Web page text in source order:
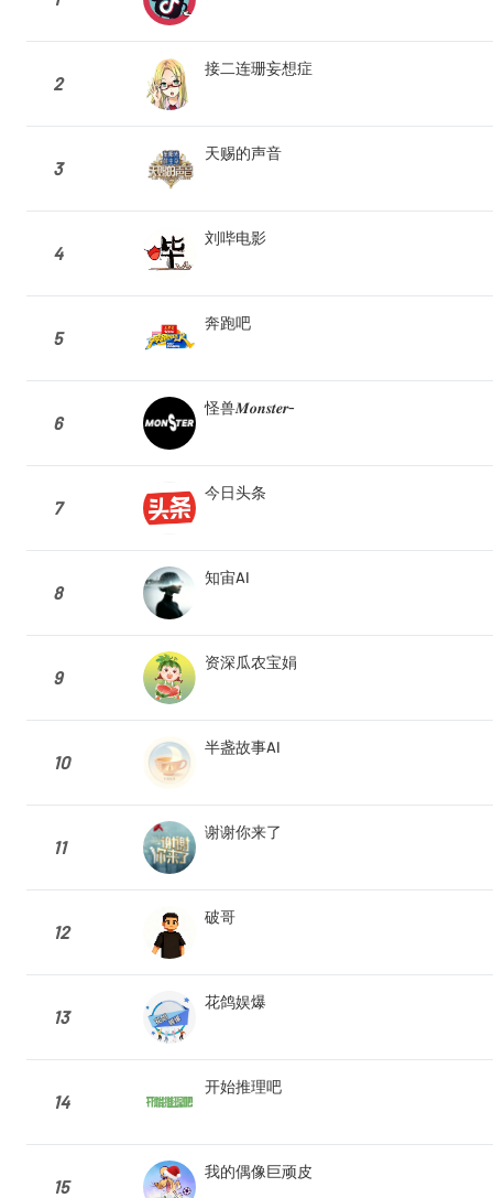
2
接二连珊妄想症
3
天赐的声音
4
刘哔电影
5
奔跑吧
6
怪兽𝑴𝒐𝒏𝒔𝒕𝒆𝒓-
7
今日头条
8
知宙AI
9
资深瓜农宝娟
10
半盏故事AI
11
谢谢你来了
12
破哥
13
花鸽娱爆
14
开始推理吧
15
我的偶像巨顽皮